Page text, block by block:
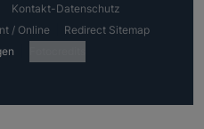
Kontakt-Datenschutz
/ Online
Redirect Sitemap